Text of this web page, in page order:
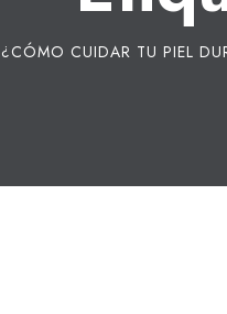
¿CÓMO CUIDAR TU PIEL